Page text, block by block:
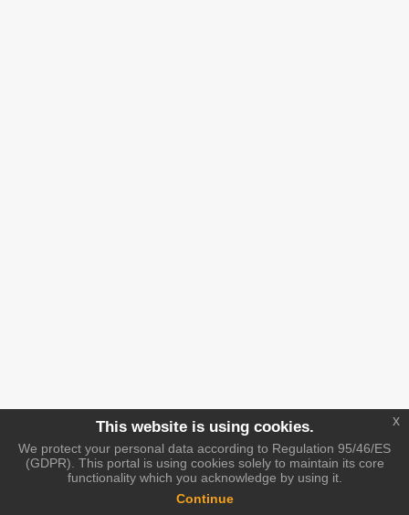
This website is using cookies.
We protect your personal data according to Regulation 95/46/ES
(GDPR). This portal is using cookies solely to maintain its core
functionality which you acknowledge by using it.
Continue
x